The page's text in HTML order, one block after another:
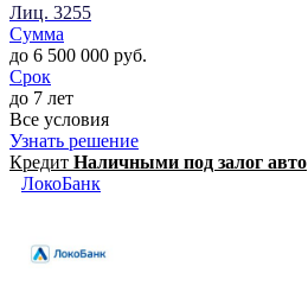
Лиц. 3255
Сумма
до 6 500 000 руб.
Срок
до 7 лет
Все условия
Узнать решение
Кредит Наличными под залог авто
ЛокоБанк